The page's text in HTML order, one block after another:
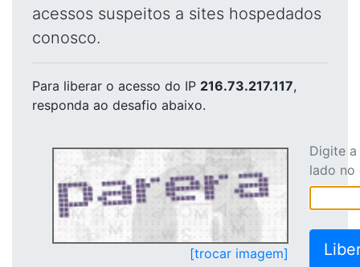
acessos suspeitos a sites hospedados
conosco.
Para liberar o acesso do IP 216.73.217.117,
responda ao desafio abaixo.
[trocar imagem]
Digite
lado no